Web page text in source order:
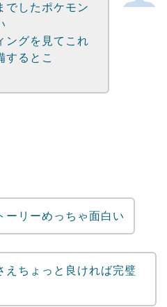
でしたポケモン
ングを見てこれ
するとこ
ーリーめっちゃ面白い
えちょっと良ければ完璧